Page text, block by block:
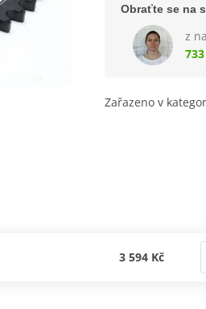
Obraťte se na
z
Zařazeno v
3 594 Kč